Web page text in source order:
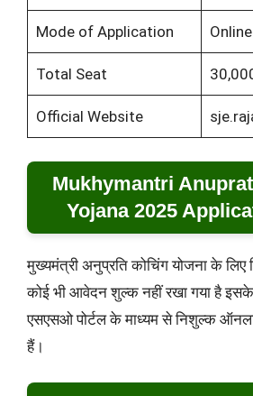
Mode of Application Online
Total Seat
Official Website
Mukhymantri
Yojana 2025
मुख्यमंत्री अनुप्रति कोचिंग योजना के लिए
कोई भी आवेदन शुल्क नहीं रखा गया है इसके
एसएसओ पोर्टल के माध्यम से निशुल्क
हैं।